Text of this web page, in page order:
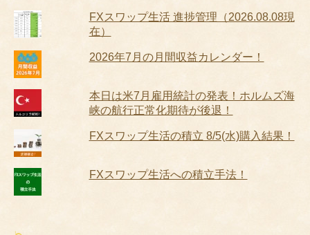
FXスワップ生活 進捗管理（2026.08.08現
在）
2026年7月の月間収益カレンダー！
本日は米7月雇用統計の発表！ホルムズ海
峡の航行正常化期待が後退！
FXスワップ生活の積立 8/5(水)購入結果！
FXスワップ生活への積立手法！